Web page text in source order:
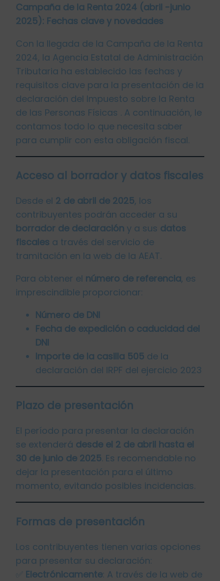
Campaña de la Renta 2024 (abril -junio
2025): Fechas clave y novedades
Con la llegada de la Campaña de la Renta
2024, la Agencia Estatal de Administración
Tributaria ha establecido las fechas y
requisitos clave para la presentación de la
declaración del Impuesto sobre la Renta
de las Personas Físicas . A continuación, le
contamos todo lo que necesita saber
para cumplir con esta obligación fiscal.
Acceso al borrador y datos fiscales
Desde el 2 de abril de 2025, los
contribuyentes podrán acceder a su
borrador de declaración y a sus datos
fiscales a través del servicio de
tramitación en la web de la AEAT.
Para obtener el número de referencia, es
imprescindible proporcionar:
Número de DNI
Fecha de expedición o caducidad del
DNI
Importe de la casilla 505 de la
declaración del IRPF del ejercicio 2023
Plazo de presentación
El período para presentar la declaración
se extenderá desde el 2 de abril hasta el
30 de junio de 2025. Es recomendable no
dejar la presentación para el último
momento, evitando posibles incidencias.
Formas de presentación
Los contribuyentes tienen varias opciones
para presentar su declaración:
Electrónicamente: A través de la web de